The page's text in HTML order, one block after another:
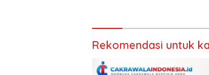
Rekomendasi untuk